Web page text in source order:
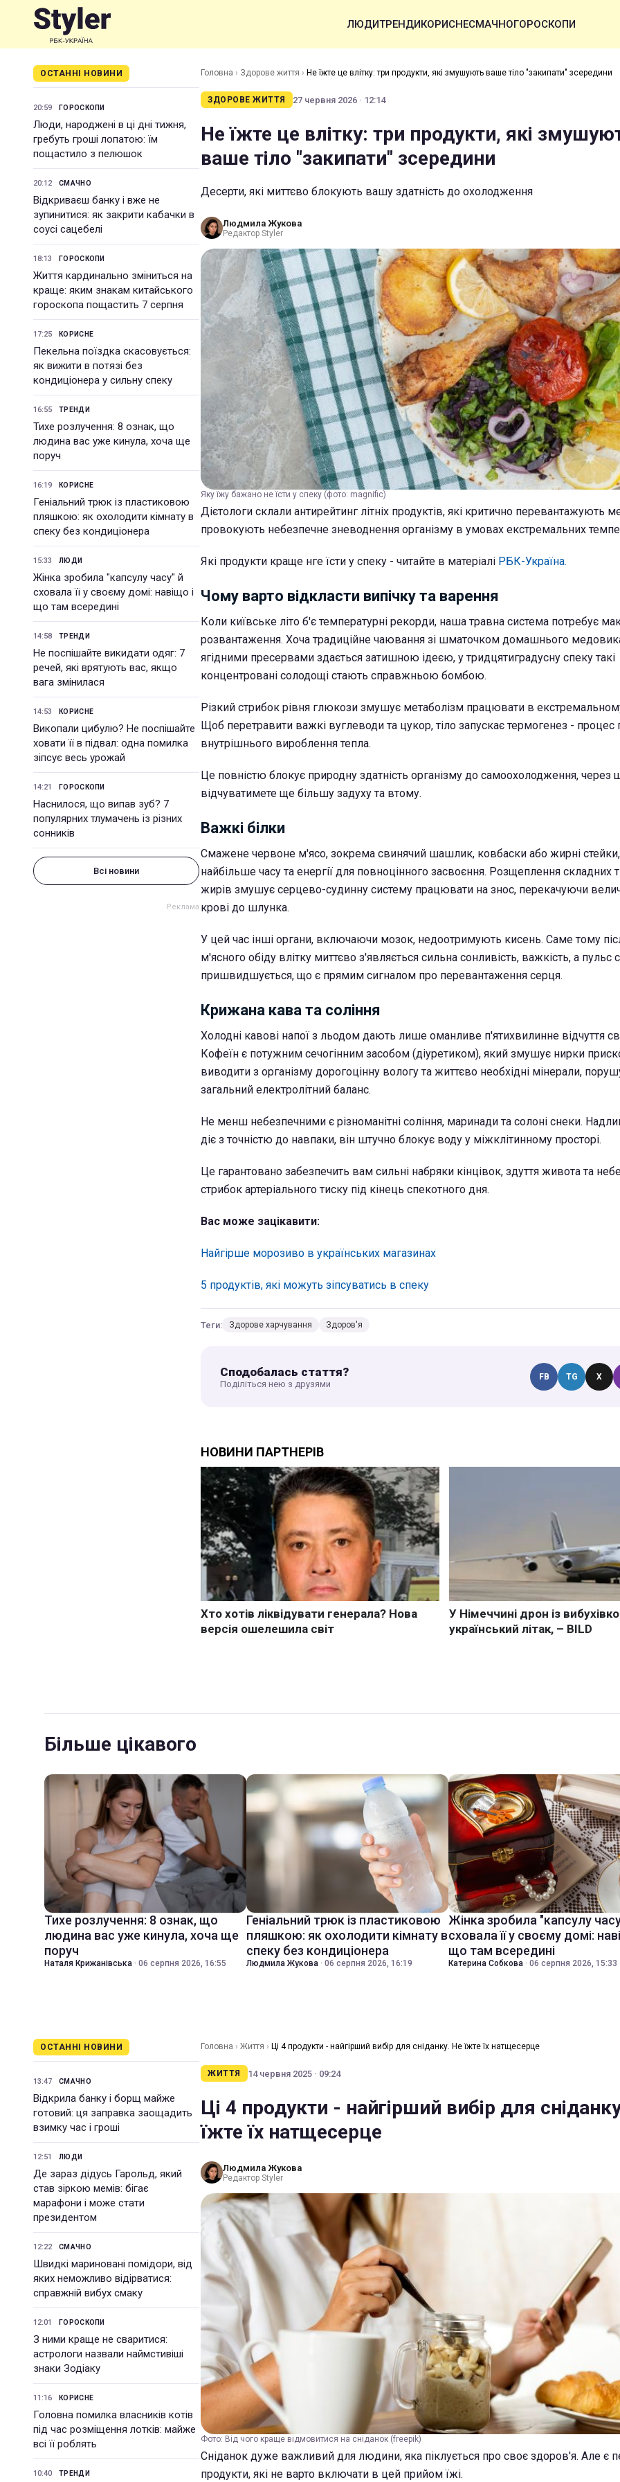
ЛЮДИТРЕНДИКОРИСНЕСМАЧНОГОРОСКОПИ
ОСТАННІ НОВИНИ
20:59 ГОРОСКОПИ
Люди, народжені в ці дні тижня,
гребуть гроші лопатою: їм
пощастило з пелюшок
20:12 СМАЧНО
Відкриваєш банку і вже не
зупинитися: як закрити кабачки в
соусі сацебелі
18:13 ГОРОСКОПИ
Життя кардинально зміниться на
краще: яким знакам китайського
гороскопа пощастить 7 серпня
17:25 КОРИСНЕ
Пекельна поїздка скасовується:
як вижити в потязі без
кондиціонера у сильну спеку
16:55 ТРЕНДИ
Тихе розлучення: 8 ознак, що
людина вас уже кинула, хоча ще
поруч
16:19 КОРИСНЕ
Геніальний трюк із пластиковою
пляшкою: як охолодити кімнату в
спеку без кондиціонера
15:33 ЛЮДИ
Жінка зробила "капсулу часу" й
сховала її у своєму домі: навіщо і
що там всередині
14:58 ТРЕНДИ
Не поспішайте викидати одяг: 7
речей, які врятують вас, якщо
вага змінилася
14:53 КОРИСНЕ
Викопали цибулю? Не поспішайте
ховати її в підвал: одна помилка
зіпсує весь урожай
14:21 ГОРОСКОПИ
Наснилося, що випав зуб? 7
популярних тлумачень із різних
сонників
Всі новини
Головна › Здорове життя › Не їжте це влітку: три продукти, які змушують ваше тіло "закипати" зсередини
ЗДОРОВЕ ЖИТТЯ 27 червня 2026 · 12:14
Не їжте це влітку: три продукти, які
ваше тіло "закипати" зсередини
Десерти, які миттєво блокують вашу здатність до охолодження
Людмила Жукова
Редактор Styler
Яку їжу бажано не їсти у спеку (фото: magnific)
Дієтологи склали антирейтинг літніх продуктів, які критично перевантажують
провокують небезпечне зневоднення організму в умовах екстремальних
Які продукти краще нге їсти у спеку - читайте в матеріалі РБК-Україна.
Чому варто відкласти випічку та варення
Коли київське літо б'є температурні рекорди, наша травна система потребує
розвантаження. Хоча традиційне чаювання зі шматочком домашнього
ягідними пресервами здається затишною ідеєю, у тридцятиградусну спеку такі
концентровані солодощі стають справжньою бомбою.
Різкий стрибок рівня глюкози змушує метаболізм працювати в
Щоб перетравити важкі вуглеводи та цукор, тіло запускає термогенез - процес
внутрішнього вироблення тепла.
Це повністю блокує природну здатність організму до самоохолодження, через
відчуватимете ще більшу задуху та втому.
Важкі білки
Смажене червоне м'ясо, зокрема свинячий шашлик, ковбаски або жирні
найбільше часу та енергії для повноцінного засвоєння. Розщеплення складних
жирів змушує серцево-судинну систему працювати на знос, перекачуючи
крові до шлунка.
У цей час інші органи, включаючи мозок, недоотримують кисень. Саме тому
м'ясного обіду влітку миттєво з'являється сильна сонливість, важкість, а пульс
пришвидшується, що є прямим сигналом про перевантаження серця.
Крижана кава та соління
Холодні кавові напої з льодом дають лише оманливе п'ятихвилинне відчуття
Кофеїн є потужним сечогінним засобом (діуретиком), який змушує нирки
виводити з організму дорогоцінну вологу та життєво необхідні мінерали,
загальний електролітний баланс.
Не менш небезпечними є різноманітні соління, маринади та солоні снеки.
діє з точністю до навпаки, він штучно блокує воду у міжклітинному просторі.
Це гарантовано забезпечить вам сильні набряки кінцівок, здуття живота та
стрибок артеріального тиску під кінець спекотного дня.
Вас може зацікавити:
Найгірше морозиво в українських магазинах
5 продуктів, які можуть зіпсуватись в спеку
Теги: Здорове харчування Здоров'я
Сподобалась стаття?
Поділіться нею з друзями
FB TG X
Більше цікавого
Тихе розлучення: 8 ознак, що
людина вас уже кинула, хоча ще
поруч
Наталя Крижанівська · 06 серпня 2026, 16:55
Геніальний трюк із пластиковою
пляшкою: як охолодити кімнату в
спеку без кондиціонера
Людмила Жукова · 06 серпня 2026, 16:19
Жінка зробила "капсулу
сховала її у своєму домі:
що там всередині
Катерина Собкова · 06 серпня 2026, 15:33
ОСТАННІ НОВИНИ
13:47 СМАЧНО
Відкрила банку і борщ майже
готовий: ця заправка заощадить
взимку час і гроші
12:51 ЛЮДИ
Де зараз дідусь Гарольд, який
став зіркою мемів: бігає
марафони і може стати
президентом
12:22 СМАЧНО
Швидкі мариновані помідори, від
яких неможливо відірватися:
справжній вибух смаку
12:01 ГОРОСКОПИ
З ними краще не сваритися:
астрологи назвали наймстивіші
знаки Зодіаку
11:16 КОРИСНЕ
Головна помилка власників котів
під час розміщення лотків: майже
всі її роблять
10:40 ТРЕНДИ
Головна › Життя › Ці 4 продукти - найгірший вибір для сніданку. Не їжте їх натщесерце
ЖИТТЯ 14 червня 2025 · 09:24
Ці 4 продукти - найгірший вибір для
їжте їх натщесерце
Людмила Жукова
Редактор Styler
Фото: Від чого краще відмовитися на сніданок (freepik)
Сніданок дуже важливий для людини, яка піклується про своє здоров'я. Але є
продукти, які не варто включати в цей прийом їжі.